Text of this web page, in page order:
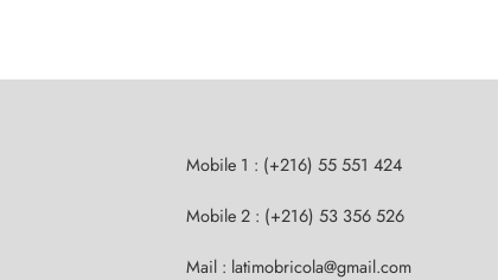
Mobile 1 : (+216) 55 551 424
Mobile 2 : (+216) 53 356 526
Mail : latimobricola@gmail.com